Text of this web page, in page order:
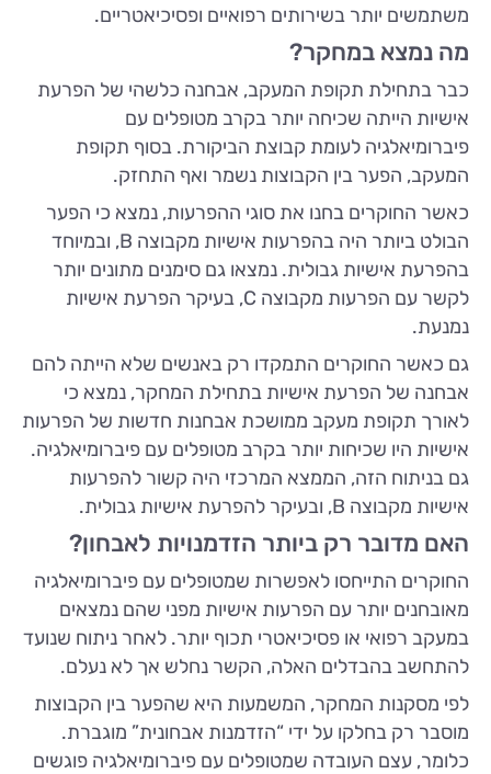
משתמשים יותר בשירותים רפואיים ופסיכיאטריים.
מה נמצא במחקר?
כבר בתחילת תקופת המעקב, אבחנה כלשהי של הפרעת
אישיות הייתה שכיחה יותר בקרב מטופלים עם
פיברומיאלגיה לעומת קבוצת הביקורת. בסוף תקופת
המעקב, הפער בין הקבוצות נשמר ואף התחזק.
כאשר החוקרים בחנו את סוגי ההפרעות, נמצא כי הפער
הבולט ביותר היה בהפרעות אישיות מקבוצה B, ובמיוחד
בהפרעת אישיות גבולית. נמצאו גם סימנים מתונים יותר
לקשר עם הפרעות מקבוצה C, בעיקר הפרעת אישיות
נמנעת.
גם כאשר החוקרים התמקדו רק באנשים שלא הייתה להם
אבחנה של הפרעת אישיות בתחילת המחקר, נמצא כי
לאורך תקופת מעקב ממושכת אבחנות חדשות של הפרעות
אישיות היו שכיחות יותר בקרב מטופלים עם פיברומיאלגיה.
גם בניתוח הזה, הממצא המרכזי היה קשור להפרעות
אישיות מקבוצה B, ובעיקר להפרעת אישיות גבולית.
האם מדובר רק ביותר הזדמנויות לאבחון?
החוקרים התייחסו לאפשרות שמטופלים עם פיברומיאלגיה
מאובחנים יותר עם הפרעות אישיות מפני שהם נמצאים
במעקב רפואי או פסיכיאטרי תכוף יותר. לאחר ניתוח שנועד
להתחשב בהבדלים האלה, הקשר נחלש אך לא נעלם.
לפי מסקנות המחקר, המשמעות היא שהפער בין הקבוצות
מוסבר רק בחלקו על ידי “הזדמנות אבחונית” מוגברת.
כלומר, עצם העובדה שמטופלים עם פיברומיאלגיה פוגשים